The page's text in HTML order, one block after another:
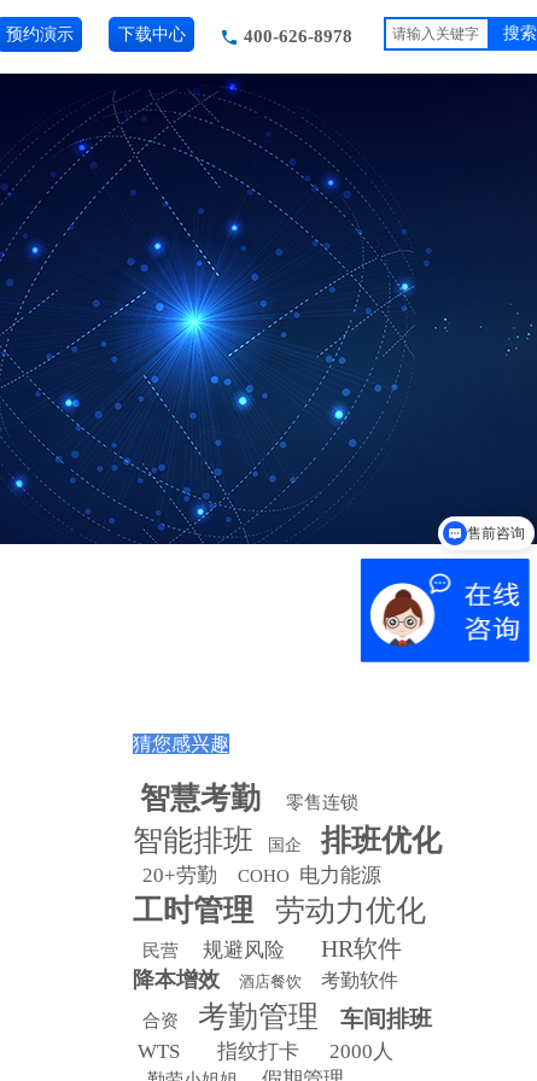
400-626-8978
预约演示 下载中心 搜索
猜您感兴趣
智慧考勤 零售连锁
智能排班 国企 排班优化
20+劳勤 COHO 电力能源
工时管理 劳动力优化
民营 规避风险 HR软件
降本增效 酒店餐饮 考勤软件
合资 考勤管理 车间排班
WTS 指纹打卡 2000人
售前咨询